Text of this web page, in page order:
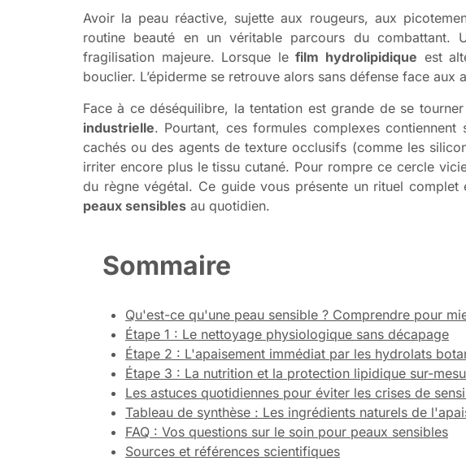
Avoir la peau réactive, sujette aux rougeurs, aux
routine beauté en un véritable parcours du combattant.
fragilisation majeure. Lorsque lefilm hydrolipidique est
bouclier. L’épiderme se retrouve alors sans défense face aux
Face à ce déséquilibre, la tentation est grande de se
industrielle. Pourtant, ces formules complexes
cachés ou des agents de texture occlusifs (comme les
irriter encore plus le tissu cutané. Pour rompre ce cercle
du règne végétal. Ce guide vous présente un rituel
peaux sensibles au quotidien.
Sommaire
Qu'est-ce qu'une peau sensible ? Comprendre pour
Étape 1 : Le nettoyage physiologique sans décapage
Étape 2 : L'apaisement immédiat par les hydrolats
Étape 3 : La nutrition et la protection lipidique sur-
Les astuces quotidiennes pour éviter les crises de
Tableau de synthèse : Les ingrédients naturels de
FAQ : Vos questions sur le soin pour peaux sensibles
Sources et références scientifiques